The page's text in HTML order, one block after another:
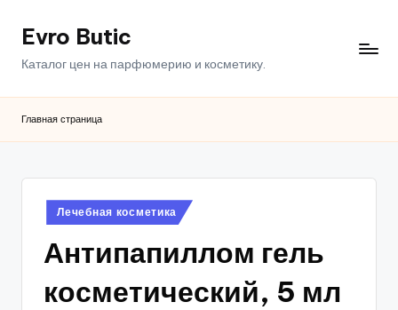
ПерейтиEvro Butic
Каталог цен на парфюмерию и косметику.
Главная страница
Опубликовано
в
Лечебная косметика
Антипапиллом гель
косметический, 5 мл